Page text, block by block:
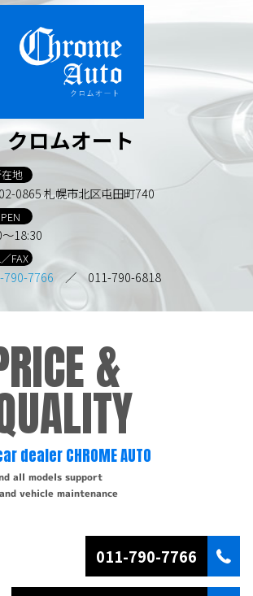
クロムオート
地
0865 札幌市北区屯田町740
18:30
FAX
790-7766 ／ 011-790-6818
&
dealer CHROME AUTO
all models support
vehicle maintenance
011-790-7766